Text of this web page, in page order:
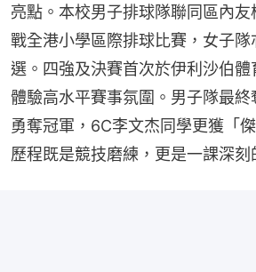
亮點。本校男子排球隊聯同區內友
戰全港小學區際排球比賽，女子隊
選。四強及決賽首次於伊利沙伯
體驗高水平賽事氛圍。男子隊最
勇奪冠軍，6C李文杰同學更獲「
歷程既是競技磨練，更是一課深刻